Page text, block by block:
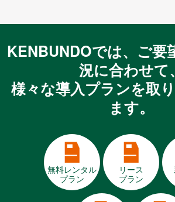
KENBUNDOでは、ご要
況に合わせて、
様々な導入プランを取
ます。
無料レンタル
プラン
リース
プラン